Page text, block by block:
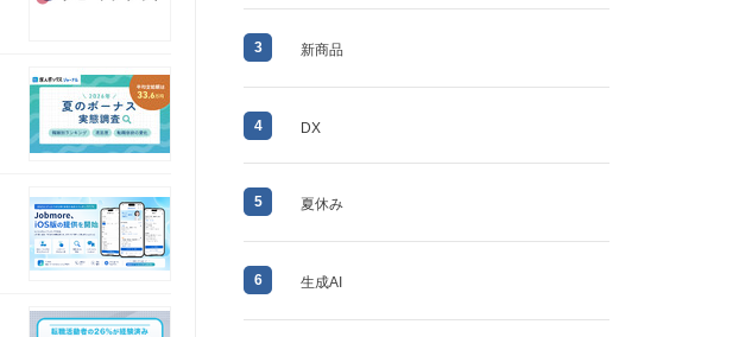
3 新商品
4 DX
5 夏休み
6 生成AI